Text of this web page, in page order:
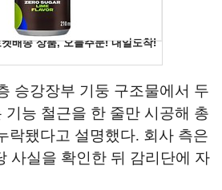
승강장부 기둥 구조물에서 두
기능 철근을 한 줄만 시공해 총
락됐다고 설명했다. 회사 측은
사실을 확인한 뒤 감리단에 자